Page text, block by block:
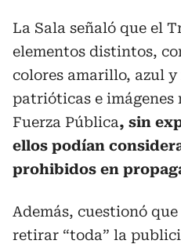
La Sala señaló que el
elementos distintos,
colores amarillo, azul
patrióticas e imágenes
Fuerza Pública, sin
ellos podían
prohibidos en
Además, cuestionó
retirar “toda” la